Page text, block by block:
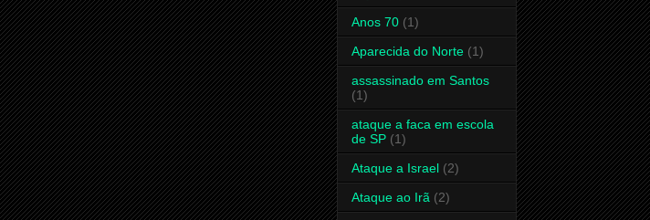
Anos 70 (1)
Aparecida do Norte (1)
assassinado em Santos
(1)
ataque a faca em escola
de SP (1)
Ataque a Israel (2)
Ataque ao Irã (2)